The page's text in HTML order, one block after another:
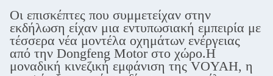
Οι επισκέπτες που συμμετείχαν στην
εκδήλωση είχαν μια εντυπωσιακή εμπειρία με
τέσσερα νέα μοντέλα οχημάτων ενέργειας
από την Dongfeng Motor στο χώρο.Η
μοναδική κινεζική εμφάνιση της VOYAH, η